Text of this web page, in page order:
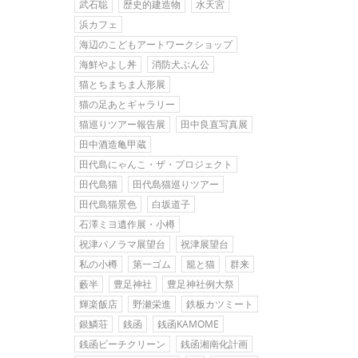
武石聡 歴史的建造物
水天宮
浜カフェ
海辺のこどもアートワークショップ
海鮮やよし丼
消防犬ぶん公
猫とちまちま人形展
猫の足あとギャラリー
猫巡りツアー報告展
田中良直写真展
田中酒造亀甲蔵
田代島にゃんこ・ザ・プロジェクト
田代島猫
田代島猫巡りツアー
田代島猫景色
白坂道子
石澤ミヨ遺作展・小樽
祝津パノラマ展望台
祝津展望台
私の小樽
第一ゴム 籠と猫
群来
藪半
豊足神社
豊足神社例大祭
輝楽飯店
野瀬栄進
鉄板カツミート
銀鱗荘
銭函
銭函KAMOME
銭函ビーチクリーン
銭函湘南化計画